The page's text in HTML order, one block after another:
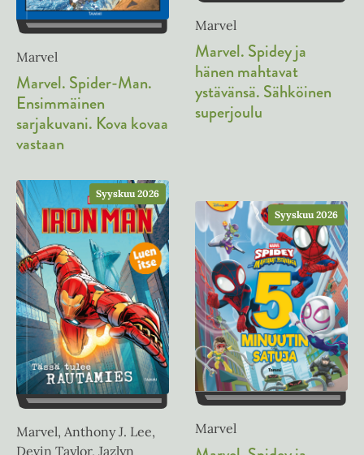
l
i
h
t
e
e
v
ä
i
l
e
h
t
e
n
n
v
ä
l
e
h
e
n
Marvel
Marvel. Spider-Man.
Ensimmäinen
sarjakuvani. Kova kovaa
vastaan
Marvel
Marvel. Spidey ja
hänen mahtavat
ystävänsä. Sähköinen
superjoulu
Syyskuu 2026
Marvel, Anthony J. Lee,
Devin Taylor, Jazlyn
Syyskuu 2026
Marvel